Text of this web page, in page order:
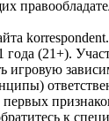
года (21+).
игровую
к